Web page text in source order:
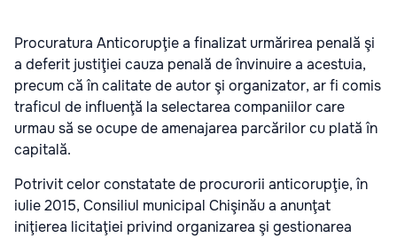
Procuratura Anticorupţie a finalizat urmărirea penală şi
a deferit justiţiei cauza penală de învinuire a acestuia,
precum că în calitate de autor şi organizator, ar fi comis
traficul de influenţă la selectarea companiilor care
urmau să se ocupe de amenajarea parcărilor cu plată în
capitală.
Potrivit celor constatate de procurorii anticorupţie, în
iulie 2015, Consiliul municipal Chişinău a anunţat
iniţierea licitaţiei privind organizarea şi gestionarea